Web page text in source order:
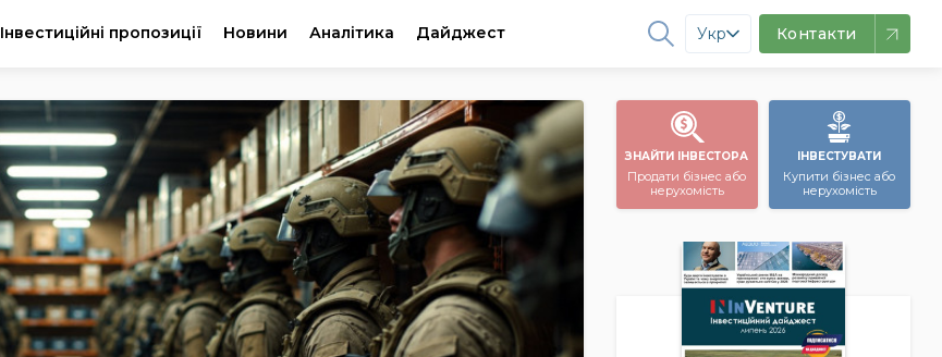
Інвестиційні пропозиції Новини Аналітика Дайджест Укр Контакти
ЗНАЙТИ ІНВЕСТОРА
Продати бізнес або
нерухомість
ІНВЕСТУВАТИ
Купити бізнес або
нерухомість